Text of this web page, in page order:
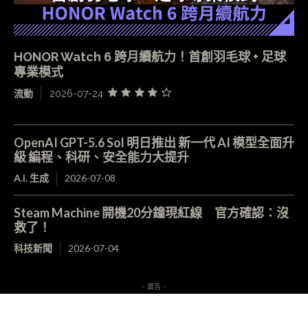
HONOR Watch 6 跨月續航力！首創羽毛球 + 足球
專業模式
流動 2026-07-24
OpenAI GPT-5.6 Sol 明日推出 新一代 AI 模型全面升
級 編程、科研、安全能力大提升
A.I. 生成 2026-07-08
Steam Machine 開機20分鐘現紅線 官方確認：沒
救了！
科技新聞 2026-07-04
- 廣告 -